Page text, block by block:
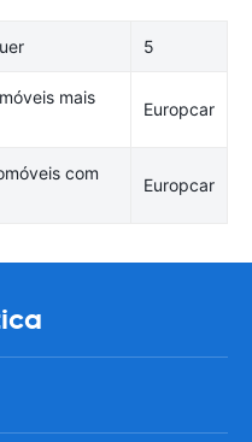
5
mais
Europcar
com
Europcar